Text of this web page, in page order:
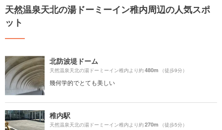
天然温泉天北の湯ドーミーイン稚内周辺の人気スポ
ット
北防波堤ドーム
天然温泉天北の湯ドーミーイン稚内より約480m （徒歩9分）
幾何学的でとても美しい
稚内駅
天然温泉天北の湯ドーミーイン稚内より約270m （徒歩5分）